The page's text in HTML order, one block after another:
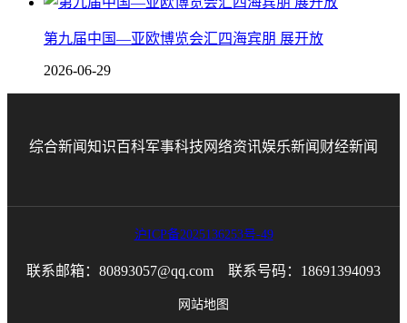
第九届中国—亚欧博览会汇四海宾朋 展开放
2026-06-29
综合新闻知识百科军事科技 网络资讯娱乐新闻 财经新闻
沪ICP备2025136253号-49
联系邮箱：80893057@qq.com 联系号码：18691394093
网站地图